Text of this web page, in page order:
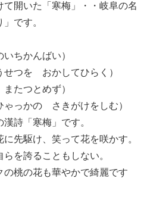
開いた「寒梅」・・岐阜の名
です。
ちかんばい）
せつを おかしてひらく）
たつとめず）
ゃっかの さきがけをしむ）
詩「寒梅」です。
先駆け、笑って花を咲かす。
を誇ることもしない。
桃の花も華やかで綺麗です